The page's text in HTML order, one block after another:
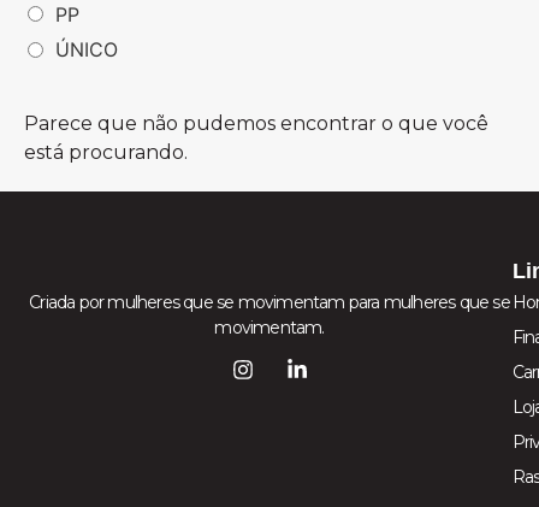
PP
ÚNICO
Parece que não pudemos encontrar o que você
está procurando.
Criada por mulheres que se movimentam para mulheres que se
movimentam.